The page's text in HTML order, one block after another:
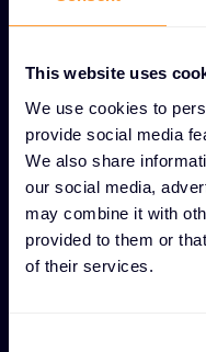
This website uses
We use cookies to
provide social media
We also share
our social media,
may combine it with
provided to them or
of their services.
industrijskimi
skladnosti med
Skalabilnost za
zasnovane za
za podjetja kot
podjetja.